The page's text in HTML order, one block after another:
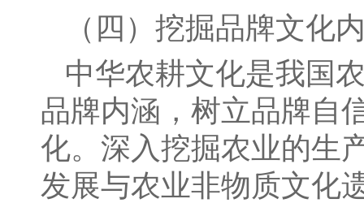
（四）挖掘品牌文化
中华农耕文化是我国
品牌内涵，树立品牌自
化。深入挖掘农业的生
发展与农业非物质文化